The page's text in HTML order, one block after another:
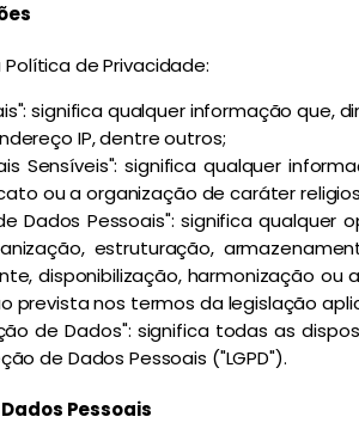
de Privacidade:
significa qualquer informação que,
IP, dentre outros;
Sensíveis": significa qualquer
ou a organização de caráter
Dados Pessoais": significa
estruturação,
disponibilização, harmonização ou
prevista nos termos da legislação
de Dados": significa todas as
de Dados Pessoais ("LGPD").
Pessoais